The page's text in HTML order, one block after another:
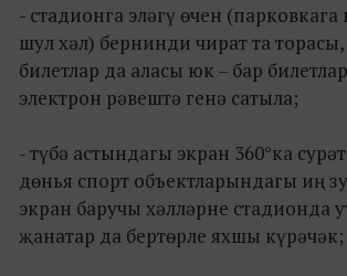
- стадионга эләгү өчен (парковкага
шул хәл) бернинди чират та торасы,
билетлар да аласы юк – бар
электрон рәвештә генә сатыла;
- түбә астындагы экран 360°ка
дөнья спорт объектларындагы иң
экран баручы хәлләрне стадионда
җанатар да бертөрле яхшы күрәчәк;